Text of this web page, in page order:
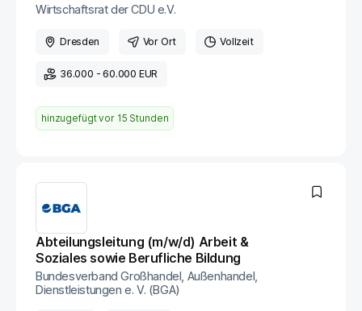
Wirtschaftsrat der CDU e.V.
Dresden Vor Ort Vollzeit
36.000 - 60.000 EUR
hinzugefügt vor 15 Stunden
Abteilungsleitung (m/w/d) Arbeit &
Soziales sowie Berufliche Bildung
Bundesverband Großhandel, Außenhandel,
Dienstleistungen e. V. (BGA)